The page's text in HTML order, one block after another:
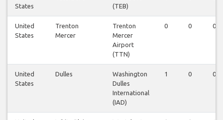
States
(TEB)
United
States
Trenton
Mercer
Trenton
Mercer
Airport
(TTN)
0 0 0
United
States
Dulles
Washington
Dulles
International
(IAD)
1 0 0